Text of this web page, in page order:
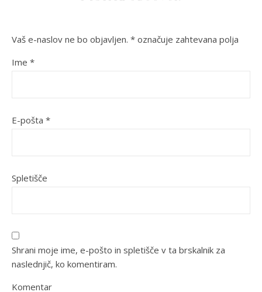
Vaš e-naslov ne bo objavljen. * označuje zahtevana polja
Ime *
E-pošta *
Spletišče
Shrani moje ime, e-pošto in spletišče v ta brskalnik za
naslednjič, ko komentiram.
Komentar